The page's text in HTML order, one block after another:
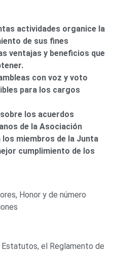
actividades organice la
de sus fines
ventajas y beneficios que
con voz y voto
para los cargos
los acuerdos
de la Asociación
miembros de la Junta
cumplimiento de los
Honor y de número
el Reglamento de